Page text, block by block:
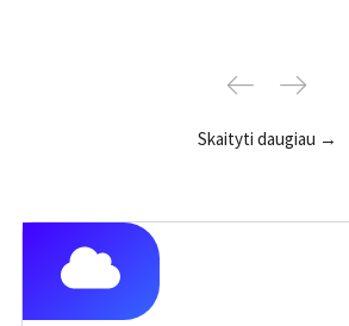
Skaityti daugiau →